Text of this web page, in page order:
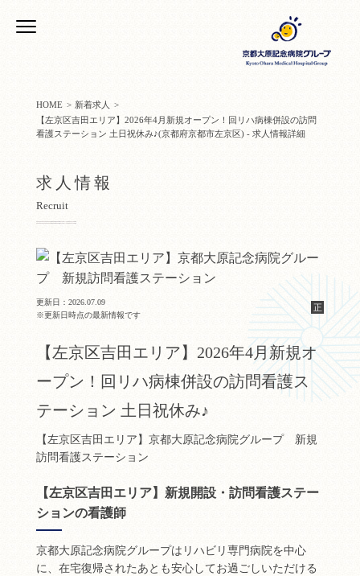
HOME
新着求人
【左京区吉田エリア】2026年4月新規オープン！回リハ病棟併設の訪問
看護ステーション 土日祝休み♪(京都府京都市左京区) - 求人情報詳細
求人情報
Recruit
更新日：2026.07.09
※更新日時点の最新情報です
正
【左京区吉田エリア】2026年4月新規オ
ープン！回リハ病棟併設の訪問看護ス
テーション 土日祝休み♪
【左京区吉田エリア】京都大原記念病院グループ 新規
訪問看護ステーション
【左京区吉田エリア】新規開設・訪問看護ステー
ションの看護師
京都大原記念病院グループはリハビリ専門病院を中心
に、在宅復帰されたあとも安心してお過ごしいただける